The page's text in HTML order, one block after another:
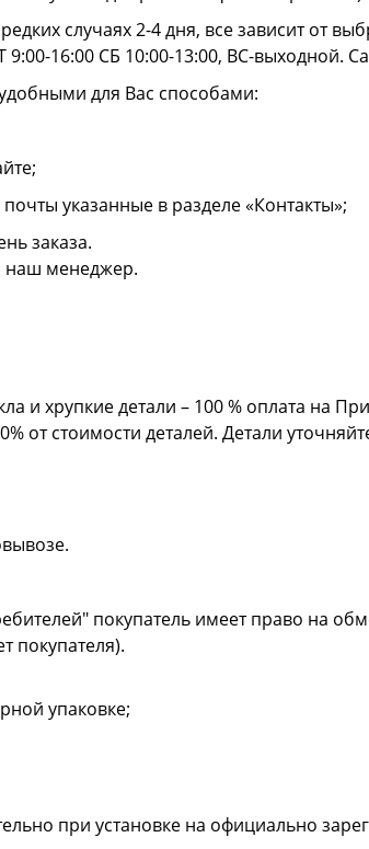
случаях 2-4 дня, все зависит от
9:00-16:00 СБ 10:00-13:00, ВС-выходной.
для Вас способами:
указанные в разделе «Контакты»;
заказа.
наш менеджер.
и хрупкие детали – 100 % оплата на
от стоимости деталей. Детали
покупатель имеет право на
покупателя).
упаковке;
при установке на официально